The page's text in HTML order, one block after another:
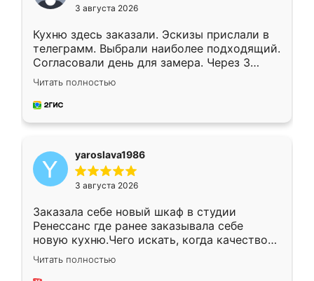
3 августа 2026
Кухню здесь заказали. Эскизы прислали в
телеграмм. Выбрали наиболее подходящий.
Согласовали день для замера. Через 3
недели кухня была уже готова. Остались
довольны работой. Спасибо Ренессанс
мебель за качественную работу!
Читать полностью
yaroslava1986
3 августа 2026
Заказала себе новый шкаф в студии
Ренессанс где ранее заказывала себе
новую кухню.Чего искать, когда качеством
вполне довольна. Служит кухня уже почти
два года, нареканий нет.
Читать полностью